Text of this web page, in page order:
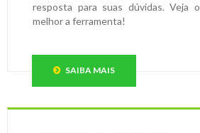
resposta para suas dúvidas. Veja o
melhor a ferramenta!
SAIBA MAIS